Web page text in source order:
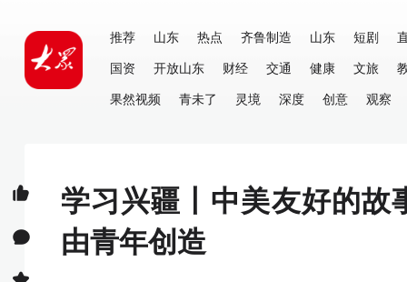
推荐 山东 热点 齐鲁制造 山东 短剧
国资
开放山东 财经 交通 健康 文旅
果然视频
青未了 灵境 深度 创意 观察
学习兴疆丨中美友好的故
由青年创造